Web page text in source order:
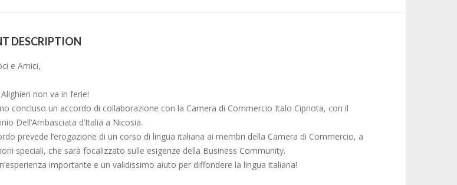
DESCRIPTION
e Amici,
non va in ferie!
concluso un accordo di collaborazione con la Camera di Commercio Italo Cipriota, con il
Dell’Ambasciata d’Italia a Nicosia.
prevede l’erogazione di un corso di lingua italiana ai membri della Camera di Commercio, a
speciali, che sarà focalizzato sulle esigenze della Business Community.
importante e un validissimo aiuto per diffondere la lingua italiana!